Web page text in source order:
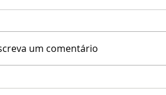
um comentário